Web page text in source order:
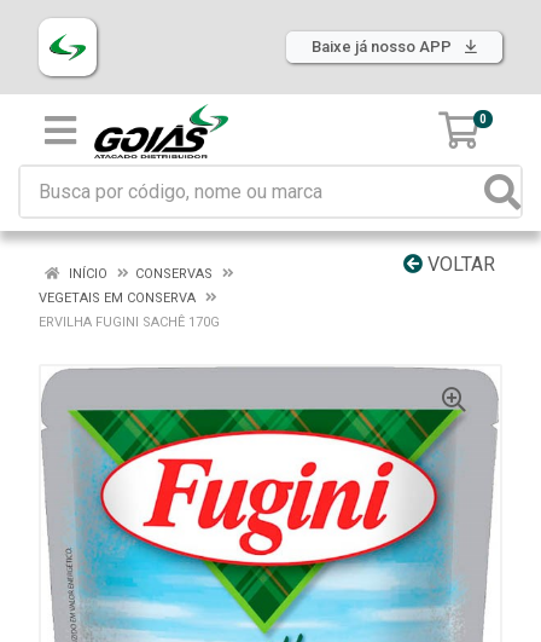
Baixe já nosso APP
0
VOLTAR
INÍCIO
CONSERVAS
VEGETAIS EM CONSERVA
ERVILHA FUGINI SACHÊ 170G